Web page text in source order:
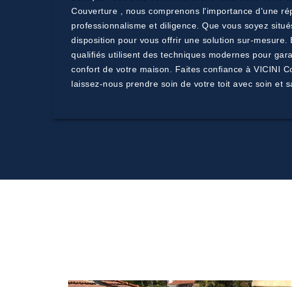
Couverture , nous comprenons l'importance d'une
professionnalisme et diligence. Que vous soyez
disposition pour vous offrir une solution sur-
qualifiés utilisent des techniques modernes pour
confort de votre maison. Faites confiance à VICINI
laissez-nous prendre soin de votre toit avec soin et